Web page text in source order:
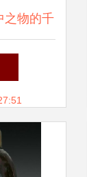
物的千